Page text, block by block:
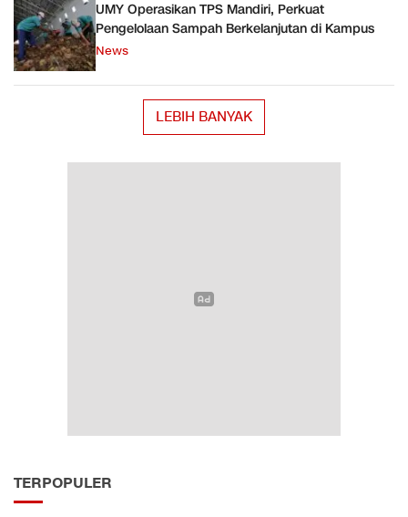
UMY Operasikan TPS Mandiri, Perkuat
Pengelolaan Sampah Berkelanjutan di Kampus
News
LEBIH BANYAK
TERPOPULER